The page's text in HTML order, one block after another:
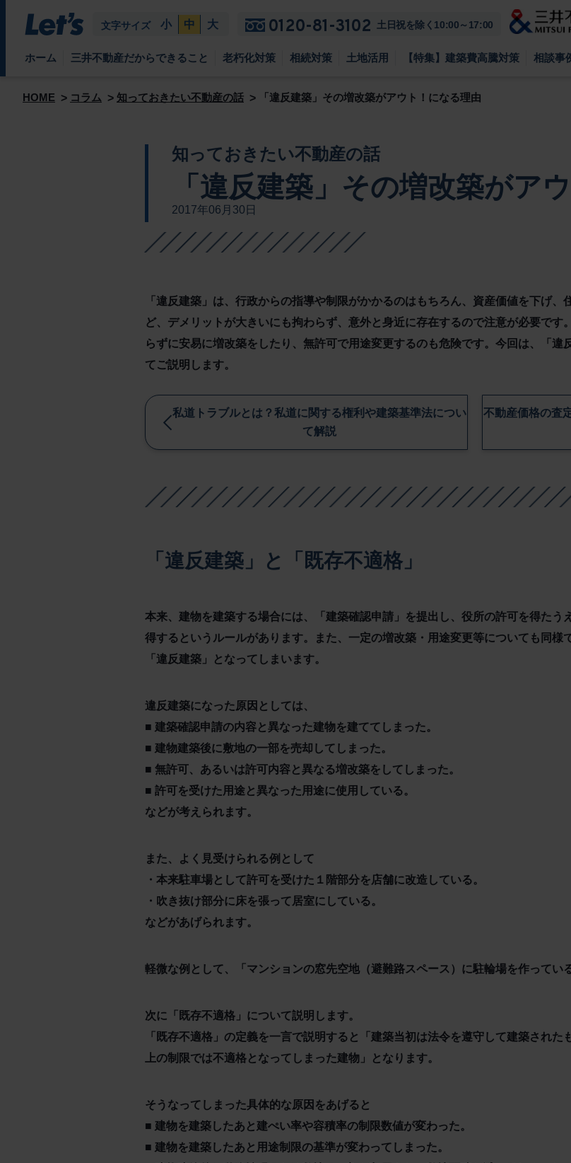
文字サイズ 小 中 大 0120-81-3102 土日祝を除く10:00～17:00
ホーム 三井不動産だからできること 老朽化対策 相続対策 土地活用 【特集】建築費高騰対策 相談事
HOME コラム 知っておきたい不動産の話 「違反建築」その増改築がアウト！になる理由
知っておきたい不動産の話
「違反建築」その増改築がア
2017年06月30日
「違反建築」は、行政からの指導や制限がかかるのはもちろん、資産価値を下げ
ど、デメリットが大きいにも拘わらず、意外と身近に存在するので注意が必要です
らずに安易に増改築をしたり、無許可で用途変更するのも危険です。今回は、「
てご説明します。
私道トラブルとは？私道に関する権利や建築基準法につい
て解説
不動産価格の査
「違反建築」と「既存不適格」
本来、建物を建築する場合には、「建築確認申請」を提出し、役所の許可を得たう
得するというルールがあります。また、一定の増改築・用途変更等についても同様
「違反建築」となってしまいます。
違反建築になった原因としては、
■ 建築確認申請の内容と異なった建物を建ててしまった。
■ 建物建築後に敷地の一部を売却してしまった。
■ 無許可、あるいは許可内容と異なる増改築をしてしまった。
■ 許可を受けた用途と異なった用途に使用している。
などが考えられます。
また、よく見受けられる例として
・本来駐車場として許可を受けた１階部分を店舗に改造している。
・吹き抜け部分に床を張って居室にしている。
などがあげられます。
軽微な例として、「マンションの窓先空地（避難路スペース）に駐輪場を作ってい
次に「既存不適格」について説明します。
「既存不適格」の定義を一言で説明すると「建築当初は法令を遵守して建築され
上の制限では不適格となってしまった建物」となります。
そうなってしまった具体的な原因をあげると
■ 建物を建築したあと建ぺい率や容積率の制限数値が変わった。
■ 建物を建築したあと用途制限の基準が変わってしまった。